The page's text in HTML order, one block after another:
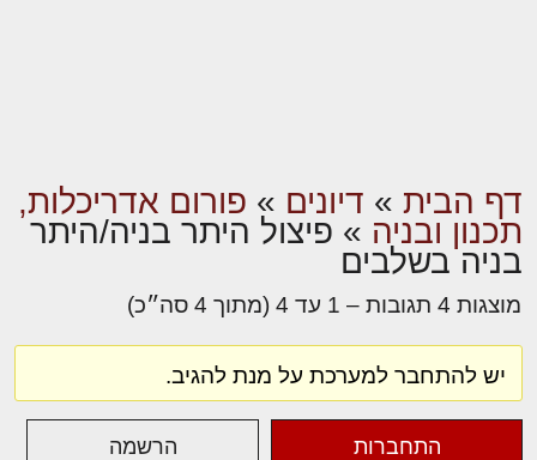
דף הבית » דיונים » פורום אדריכלות,
תכנון ובניה » פיצול היתר בניה/היתר
בניה בשלבים
מוצגות 4 תגובות – 1 עד 4 (מתוך 4 סה״כ)
יש להתחבר למערכת על מנת להגיב.
התחברות הרשמה